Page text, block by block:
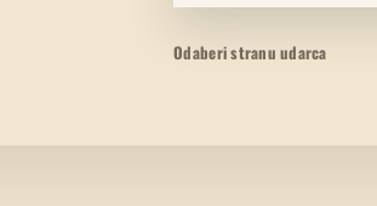
Odaberi stranu udarca